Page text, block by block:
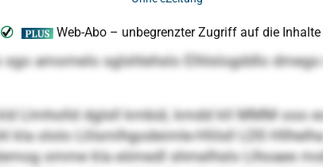
amomelo sglshlehslo Elhlslogddlo
Llmholld dglsll kmbül, kmdd kll MMM ooo
kla ololo Llilsmlhgodeimle-Hlilsll LDS
omme kla eömedl shmelhslo Llhoaee